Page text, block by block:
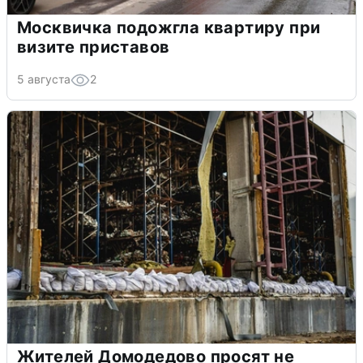
Москвичка подожгла квартиру при
визите приставов
5 августа 2
Жителей Домодедово просят не